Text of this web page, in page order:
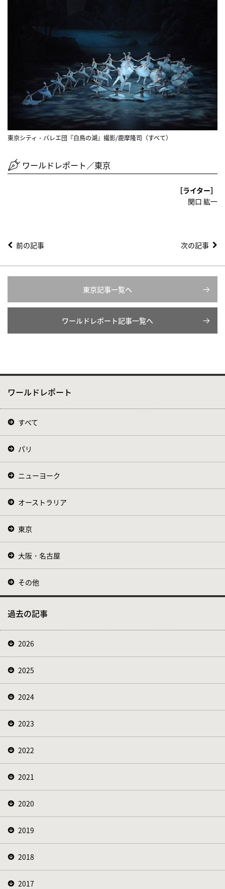
東京シティ・バレエ団『白鳥の湖』撮影/鹿摩隆司（すべて）
ワールドレポート／東京
［ライター］
関口 紘一
前の記事 次の記事
東京記事一覧へ
ワールドレポート記事一覧へ
ワールドレポート
すべて
パリ
ニューヨーク
オーストラリア
東京
大阪・名古屋
その他
過去の記事
2026
2025
2024
2023
2022
2021
2020
2019
2018
2017